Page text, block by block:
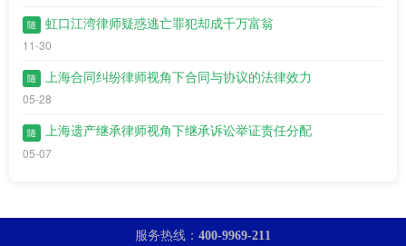
随 虹口江湾​律师疑惑逃亡罪犯却成千万富翁
11-30
随 上海合同纠纷律师视角下合同与协议的法律效力
05-28
随 上海遗产继承律师视角下继承诉讼举证责任分配
05-07
服务热线： 400-9969-211